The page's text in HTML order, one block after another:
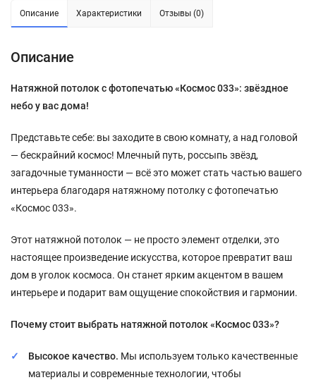
Описание Характеристики Отзывы (0)
Описание
Натяжной потолок с фотопечатью «Космос 033»: звёздное
небо у вас дома!
Представьте себе: вы заходите в свою комнату, а над головой
— бескрайний космос! Млечный путь, россыпь звёзд,
загадочные туманности — всё это может стать частью вашего
интерьера благодаря натяжному потолку с фотопечатью
«Космос 033».
Этот натяжной потолок — не просто элемент отделки, это
настоящее произведение искусства, которое превратит ваш
дом в уголок космоса. Он станет ярким акцентом в вашем
интерьере и подарит вам ощущение спокойствия и гармонии.
Почему стоит выбрать натяжной потолок «Космос 033»?
Высокое качество. Мы используем только качественные
материалы и современные технологии, чтобы